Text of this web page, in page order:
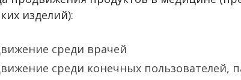
изделий):
среди врачей
среди конечных пользователей,